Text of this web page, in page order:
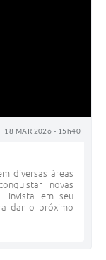
18 MAR 2026 - 15h40
diversas áreas
novas
Invista em seu
dar o próximo